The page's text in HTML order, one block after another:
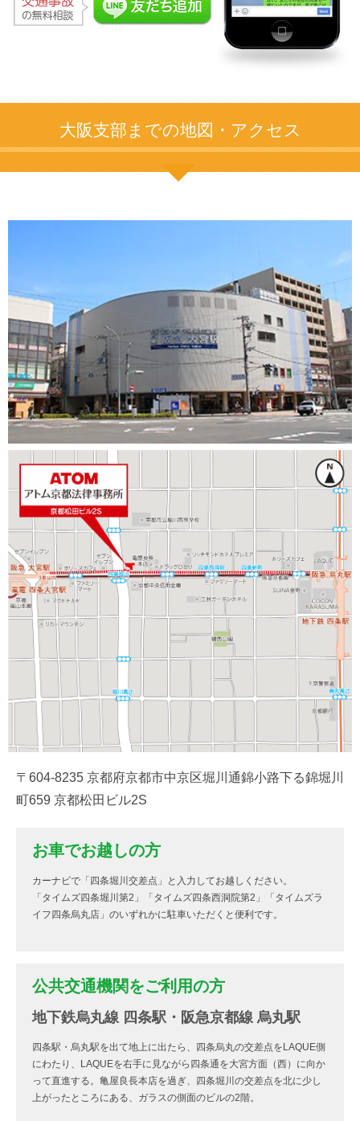
大阪支部までの地図・アクセス
〒604-8235 京都府京都市中京区堀川通錦小路下る錦堀川
町659 京都松田ビル2S
お車でお越しの方
カーナビで「四条堀川交差点」と入力してお越しください。
「タイムズ四条堀川第2」「タイムズ四条西洞院第2」「タイムズラ
イフ四条烏丸店」のいずれかに駐車いただくと便利です。
公共交通機関をご利用の方
地下鉄烏丸線 四条駅・阪急京都線 烏丸駅
四条駅・烏丸駅を出て地上に出たら、四条烏丸の交差点をLAQUE側
にわたり、LAQUEを右手に見ながら四条通を大宮方面（西）に向か
って直進する。亀屋良長本店を過ぎ、四条堀川の交差点を北に少し
上がったところにある、ガラスの側面のビルの2階。